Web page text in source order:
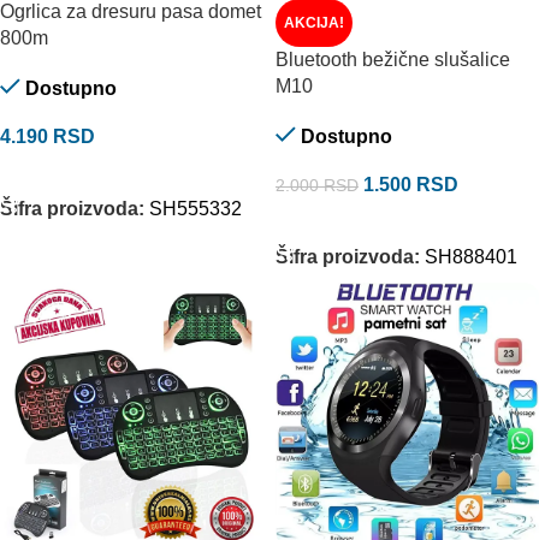
Ogrlica za dresuru pasa domet
800m
Dostupno
4.190 RSD
Šifra proizvoda: SH555332
AKCIJA!
Bluetooth bežične slušalice
M10
Dostupno
2.000RSD 1.500 RSD
Šifra proizvoda: SH888401